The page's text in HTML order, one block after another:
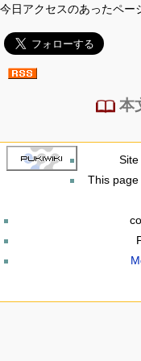
今日アクセスのあったペー
本
Site
This